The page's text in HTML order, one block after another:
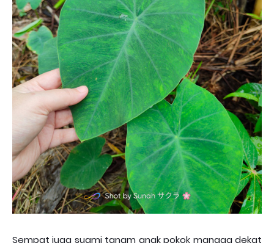
Sempat juga suami tanam anak pokok mangga dekat